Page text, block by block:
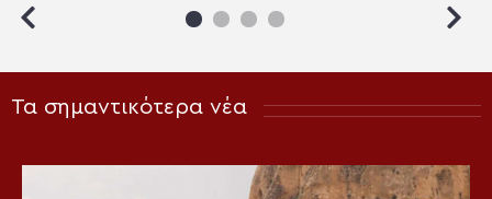
Τα σημαντικότερα νέα